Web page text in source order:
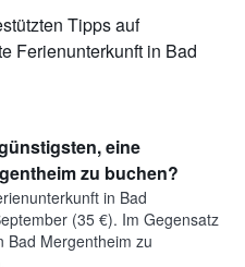
Tipps auf
Ferienunterkunft in Bad
eine
zu buchen?
in Bad
(35 €). Im Gegensatz
Bad Mergentheim zu